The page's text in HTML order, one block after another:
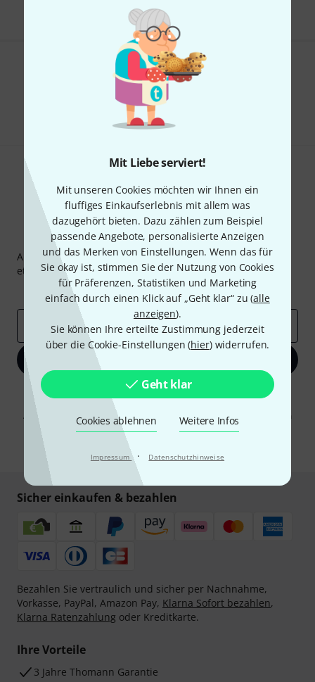
Mit Liebe serviert!
Mit unseren Cookies möchten wir Ihnen ein
fluffiges Einkaufserlebnis mit allem was
dazugehört bieten. Dazu zählen zum Beispiel
passende Angebote, personalisierte Anzeigen
und das Merken von Einstellungen. Wenn das für
Sie okay ist, stimmen Sie der Nutzung von Cookies
für Präferenzen, Statistiken und Marketing
einfach durch einen Klick auf „Geht klar“ zu (alle
anzeigen).
Sie können Ihre erteilte Zustimmung jederzeit
über die Cookie-Einstellungen (hier) widerrufen.
Geht klar
Cookies ablehnen Weitere Infos
Impressum · Datenschutzhinweise
Gefällt Ihnen, was Sie sehen?
Teilen Hilfe & Feedback
Thomann Newsletter
Abonniere den Thomann Newsletter und gewinne mit
etwas Glück einen von50 Gutscheinenüber jeweils50€
Inspirierende Beiträge
Deals Thomann Insights
E-Mail-Adresse*
Mit Klick auf „Jetzt anmelden“ stimmen Sie dem Erhalt von E-Mail-
Werbung und einer Messung des E-Mail-Nutzungsverhaltens zu. Die
Abmeldung ist jederzeit möglich. Weitere Informationen finden Sie in
unserenDatenschutzhinweisen .
Sicher einkaufen & bezahlen
Bezahlen Sie vertraulich und sicher per Nachnahme,
Vorkasse, PayPal, Amazon Pay, Klarna Sofort bezahlen,
Klarna Ratenzahlung oder Kreditkarte.
Ihre Vorteile
3 Jahre Thomann Garantie